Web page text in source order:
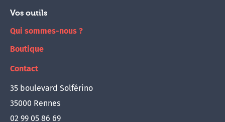
Vos outils
Qui sommes-nous ?
Boutique
Contact
35 boulevard Solférino
35000 Rennes
02 99 05 86 69